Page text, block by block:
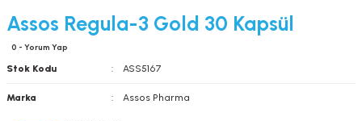
Assos Regula-3 Gold 30 Kapsül
0 - Yorum Yap
Stok Kodu ASS5167
Marka Assos Pharma